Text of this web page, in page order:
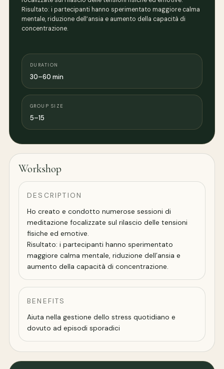
Risultato: i partecipanti hanno sperimentato maggiore calma
mentale, riduzione dell’ansia e aumento della capacità di
concentrazione.
DURATION
30–60 min
GROUP SIZE
5–15
Workshop
DESCRIPTION
Ho creato e condotto numerose sessioni di
meditazione focalizzate sul rilascio delle tensioni
fisiche ed emotive.
Risultato: i partecipanti hanno sperimentato
maggiore calma mentale, riduzione dell’ansia e
aumento della capacità di concentrazione.
BENEFITS
Aiuta nella gestione dello stress quotidiano e
dovuto ad episodi sporadici